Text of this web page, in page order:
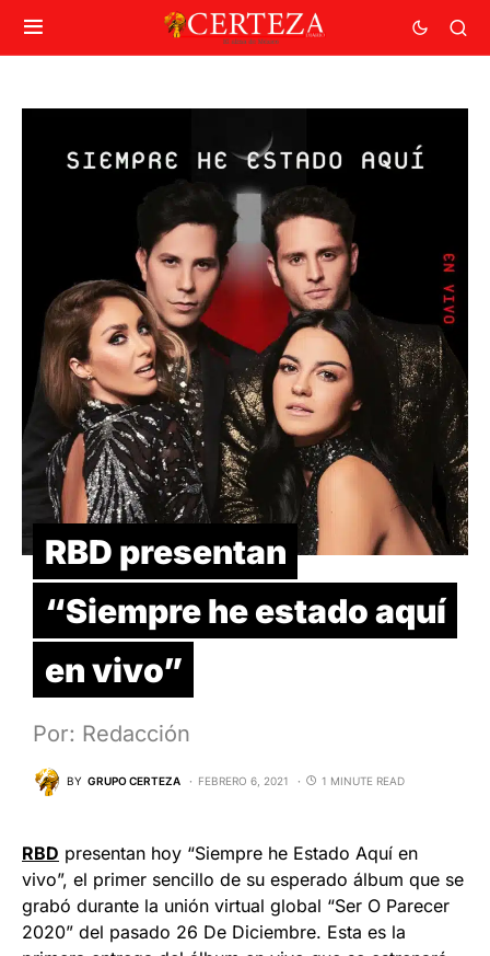
RBD presentan
“Siempre he estado aquí
en vivo”
Por: Redacción
BY GRUPO CERTEZA FEBRERO 6, 2021 1 MINUTE READ
RBD presentan hoy “Siempre he Estado Aquí en
vivo”, el primer sencillo de su esperado álbum que se
grabó durante la unión virtual global “Ser O Parecer
2020” del pasado 26 De Diciembre. Esta es la